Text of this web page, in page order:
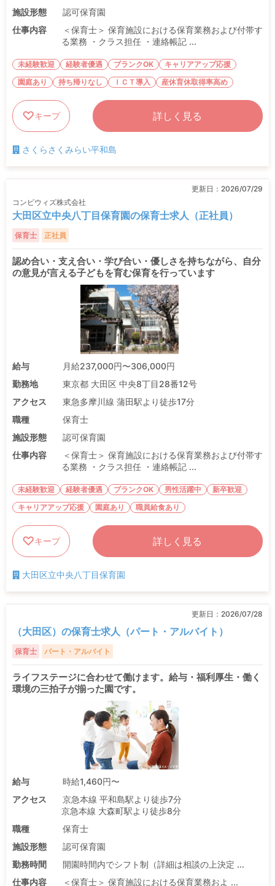
施設形態
認可保育園
仕事内容
＜保育士＞ 保育施設における保育業務および付帯す
る業務 ・クラス担任 ・連絡帳記 ...
未経験歓迎 経験者優遇 ブランクOK
キャリアアップ応援
園庭あり
持ち帰りなし ＩＣＴ導入 産休育休取得率高め
キープ 詳しく見る
さくらさくみらい平和島
更新日： 2026/07/29
コンビウィズ株式会社
大田区立中央八丁目保育園の保育士求人（正社員）
保育士 正社員
認め合い・支え合い・学び合い・優しさを持ちながら、自分
の意見が言える子どもを育む保育を行っています
給与
月給237,000円〜306,000円
勤務地
東京都 大田区 中央8丁目28番12号
アクセス
東急多摩川線 蒲田駅より徒歩17分
職種
保育士
施設形態
認可保育園
仕事内容
＜保育士＞ 保育施設における保育業務および付帯す
る業務 ・クラス担任 ・連絡帳記 ...
未経験歓迎 経験者優遇 ブランクOK 男性活躍中
新卒歓迎
キャリアアップ応援
園庭あり 職員給食あり
キープ 詳しく見る
大田区立中央八丁目保育園
更新日： 2026/07/28
（大田区）の保育士求人（パート・アルバイト）
保育士 パート・アルバイト
ライフステージに合わせて働けます。給与・福利厚生・働く
環境の三拍子が揃った園です。
給与
時給1,460円〜
アクセス
京急本線 平和島駅より徒歩7分
京急本線 大森町駅より徒歩8分
職種
保育士
施設形態
認可保育園
勤務時間
開園時間内でシフト制（詳細は相談の上決定 ...
仕事内容
＜保育士＞ 保育施設における保育業務およ ...